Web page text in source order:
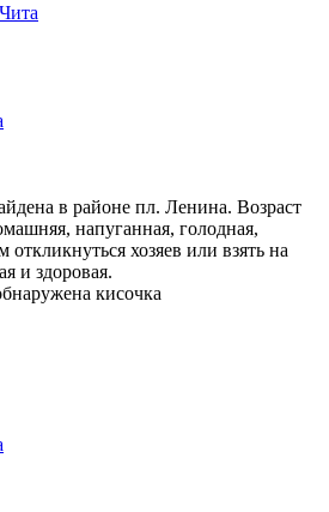
в районе пл. Ленина. Возраст
напуганная, голодная,
хозяев или взять на
и здоровая.
кисочка